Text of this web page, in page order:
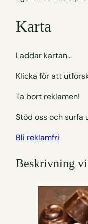
Karta
Laddar kartan…
Klicka för att
Ta bort reklamen!
Stöd oss och surfa
Bli reklamfri
Beskrivning